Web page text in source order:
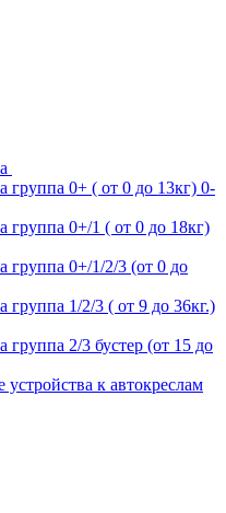
группа 0+ ( от 0 до 13кг) 0-
группа 0+/1 ( от 0 до 18кг)
группа 0+/1/2/3 (от 0 до
группа 1/2/3 ( от 9 до 36кг.)
группа 2/3 бустер (от 15 до
к автокреслам